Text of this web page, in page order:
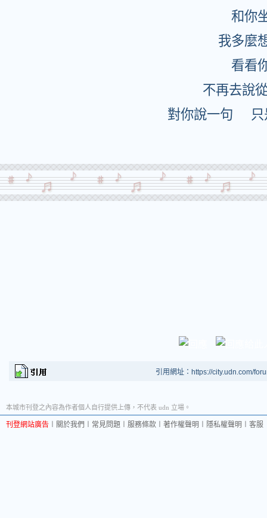
和你
我多麼
看看
不再去說
對你說一句
引用網址：https://city.udn.com/
本城市刊登之內容為作者個人自行提供上傳，不代表 udn 立場。
刊登網站廣告 關於我們 常見問題 服務條款 著作權聲明 隱私權聲明 客服